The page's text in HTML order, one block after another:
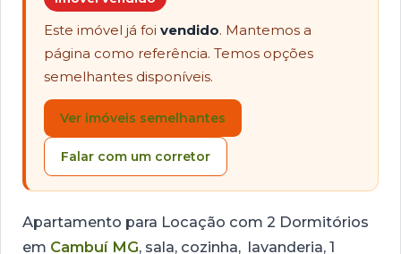
Este imóvel já foi vendido. Mantemos a
página como referência. Temos opções
semelhantes disponíveis.
Ver imóveis semelhantes
Falar com um corretor
Apartamento para Locação com 2 Dormitórios
em Cambuí MG, sala, cozinha, lavanderia, 1